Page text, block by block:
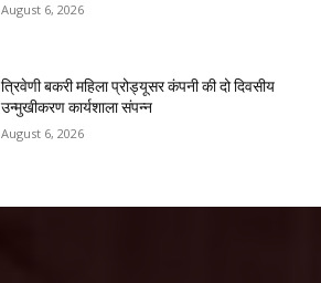
August 6, 2026
त्रिवेणी बकरी महिला प्रोड्यूसर कंपनी की दो दिवसीय
उन्मुखीकरण कार्यशाला संपन्न
August 6, 2026